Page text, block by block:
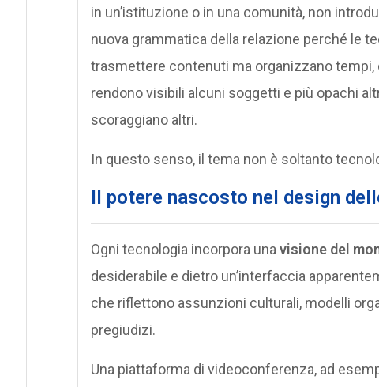
in un’istituzione o in una comunità, non
nuova grammatica della relazione perché le
trasmettere contenuti ma organizzano
rendono visibili alcuni soggetti e più opachi
scoraggiano altri.
In questo senso, il tema non è soltanto
Il potere nascosto nel design
Ogni tecnologia incorpora una visione del
desiderabile e dietro un’interfaccia
che riflettono assunzioni culturali, modelli
pregiudizi.
Una piattaforma di videoconferenza, ad